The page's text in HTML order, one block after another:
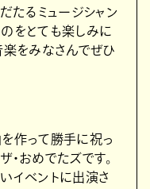
たるミュージシャン
をとても楽しみに
楽をみなさんでぜひ
作って勝⼿に祝っ
・おめでたズです。
イベントに出演さ